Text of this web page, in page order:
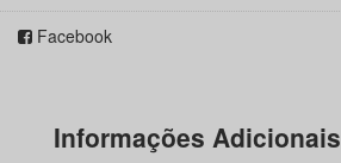
Facebook
Informações Adicionais